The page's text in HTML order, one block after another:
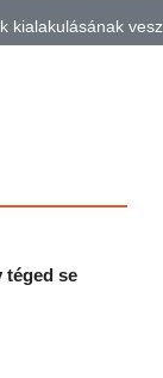
kialakulásának
téged se